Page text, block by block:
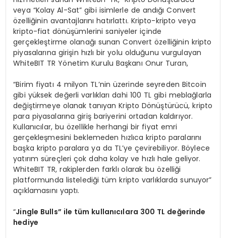
veya “Kolay Al-Sat” gibi isimlerle de andığı Convert
özelliğinin avantajlarını hatırlattı. Kripto-kripto veya
kripto-fiat dönüşümlerini saniyeler içinde
gerçekleştirme olanağı sunan Convert özelliğinin kripto
piyasalarına girişin hızlı bir yolu olduğunu vurgulayan
WhiteBIT TR Yönetim Kurulu Başkanı Onur Turan,
“Birim fiyatı 4 milyon TL’nin üzerinde seyreden Bitcoin
gibi yüksek değerli varlıkları dahi 100 TL gibi meblağlarla
değiştirmeye olanak tanıyan Kripto Dönüştürücü, kripto
para piyasalarına giriş bariyerini ortadan kaldırıyor.
Kullanıcılar, bu özellikle herhangi bir fiyat emri
gerçekleşmesini beklemeden hızlıca kripto paralarını
başka kripto paralara ya da TL’ye çevirebiliyor. Böylece
yatırım süreçleri çok daha kolay ve hızlı hale geliyor.
WhiteBIT TR, rakiplerden farklı olarak bu özelliği
platformunda listelediği tüm kripto varlıklarda sunuyor”
açıklamasını yaptı.
“Jingle Bulls” ile tüm kullanıcılara 300 TL değerinde
hediye